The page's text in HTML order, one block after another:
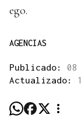
ego.
AGENCIAS
Publicado:
Actualizado: